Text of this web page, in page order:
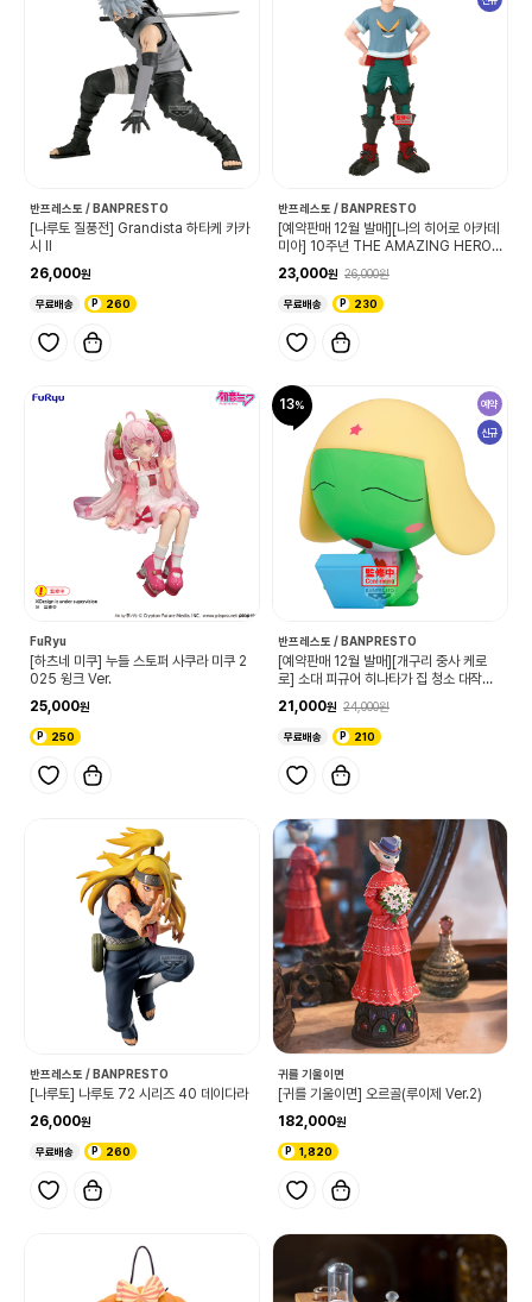
반프레스토 / BANPRESTO
[나루토 질풍전] Grandista 하타케 카카
시 Ⅱ
26,000
무료배송 260
반프레스토 / BANPRESTO
[예약판매 12월 발매][나의 히어로 아카데
미아] 10주년 THE AMAZING HEROE
23,000 26,000
무료배송 230
FuRyu
[하츠네 미쿠] 누들 스토퍼 사쿠라 미쿠 2
025 윙크 Ver.
25,000
250
13 예약
신규
반프레스토 / BANPRESTO
[예약판매 12월 발매][개구리 중사 케로
로] 소대 피규어 히나타가 집 청소 대작전
21,000 24,000
무료배송 210
반프레스토 / BANPRESTO
[나루토] 나루토 72 시리즈 40 데이다라
26,000
무료배송 260
귀를 기울이면
[귀를 기울이면] 오르골(루이제 Ver.2)
182,000
1,820